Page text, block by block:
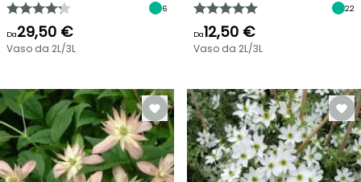
VENDITA
FLASH
FINO
AL
30%
DI
BULBI
6
Da29,50 €
Vaso da 2L/3L
22
Da12,50 €
Vaso da 2L/3L